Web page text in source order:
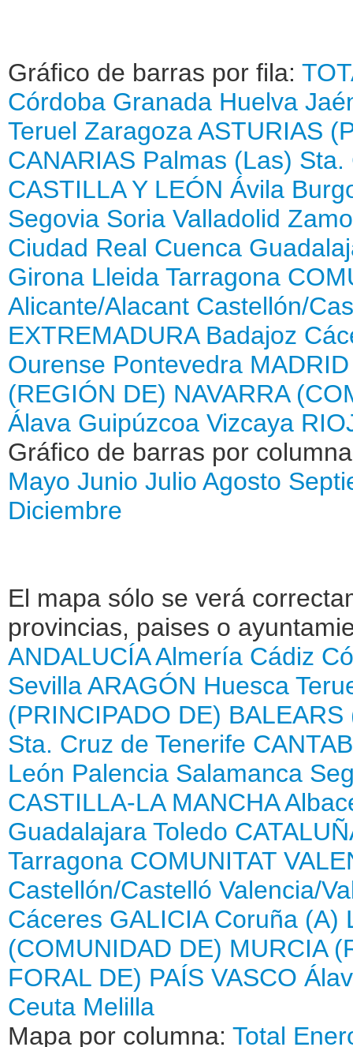
Gráfico de barras por fila:
Córdoba Granada Huelva
Teruel ZaragozaASTURIAS
CANARIAS Palmas (Las) Sta.
CASTILLA Y LEÓN Ávila
Segovia Soria Valladolid
Ciudad Real Cuenca
Girona Lleida Tarragona
Alicante/Alacant Castellón/
EXTREMADURA Badajoz
Ourense Pontevedra
(REGIÓN DE) NAVARRA
Álava Guipúzcoa Vizcaya
Gráfico de barras por
Mayo Junio Julio Agosto
Diciembre
El mapa sólo se verá
provincias, paises o
ANDALUCÍAAlmería Cádiz
SevillaARAGÓN Huesca
(PRINCIPADO DE) BALEARS
Sta. Cruz de Tenerife
León Palencia Salamanca
CASTILLA-LA MANCHA
Guadalajara Toledo
Tarragona COMUNITAT
Castellón/Castelló Valencia/
Cáceres GALICIA Coruña (A)
(COMUNIDAD DE) MURCIA
FORAL DE) PAÍS VASCO
Ceuta Melilla
Mapa por columna: Total